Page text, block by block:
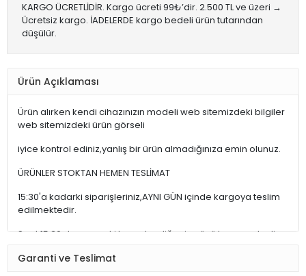
KARGO ÜCRETLİDİR. Kargo ücreti 99₺’dir. 2.500 TL ve üzeri →
Ücretsiz kargo. İADELERDE kargo bedeli ürün tutarından
düşülür.
Ürün Açıklaması
Ürün alırken kendi cihazınızın modeli web sitemizdeki bilgiler
web sitemizdeki ürün görseli
iyice kontrol ediniz,yanlış bir ürün almadığınıza emin olunuz.
ÜRÜNLER STOKTAN HEMEN TESLİMAT
15:30'a kadarki siparişleriniz,AYNI GÜN içinde kargoya teslim
edilmektedir.
Saat 15:30 dan sonraki kargolar,diğer iş günü kargoya teslim
Garanti ve Teslimat